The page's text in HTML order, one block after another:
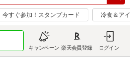
今すぐ参加！スタンプカード 冷食＆ア
キャンペーン 楽天会員登録 ログイン